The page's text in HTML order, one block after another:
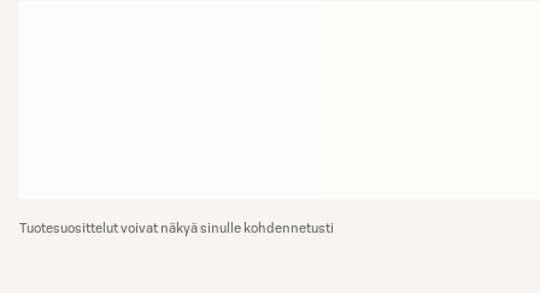
Tuotesuosittelut voivat näkyä sinulle kohdennetusti